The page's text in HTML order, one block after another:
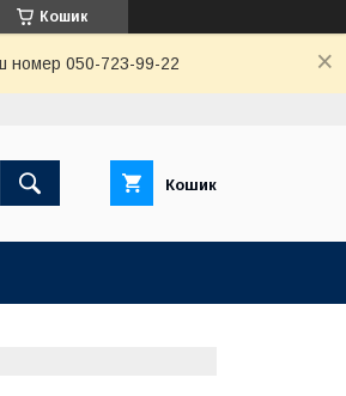
Кошик
номер 050-723-99-22
Кошик